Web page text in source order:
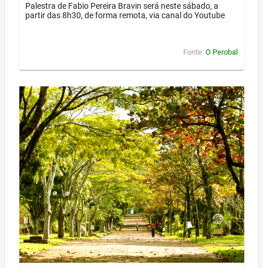
Palestra de Fabio Pereira Bravin será neste sábado, a
partir das 8h30, de forma remota, via canal do Youtube
Fonte: O Perobal